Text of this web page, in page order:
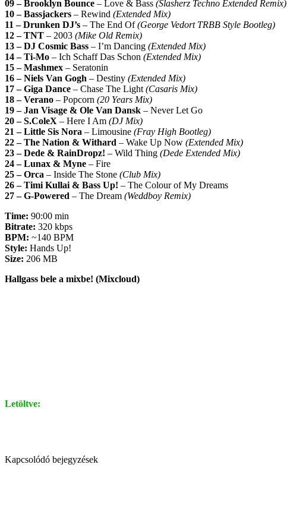
09 – Brooklyn Bounce – Love & Bass (Slasherz Techno Extended Remix)
10 – Bassjackers – Rewind (Extended Mix)
11 – Drunken DJ’s – The End Of(George Vedort TRBB Style Bootleg)
12 – TNT – 2003 (Mike Old Remix)
13 – DJ Cosmic Bass – I’m Dancing (Extended Mix)
14 – Ti-Mo – Ich Schaff Das Schon (Extended Mix)
15 – Mashmex – Seratonin
16 – Niels Van Gogh – Destiny (Extended Mix)
17 – Giga Dance – Chase The Light (Casaris Mix)
18 – Verano – Popcorn (20 Years Mix)
19 – Jan Visage & Ole Van Dansk – Never Let Go
20 – S.ColeX – Here I Am (DJ Mix)
21 – Little Sis Nora – Limousine (Fray High Bootleg)
22 – The Nation & Withard – Wake Up Now (Extended Mix)
23 – Dede & RainDropz! – Wild Thing (Dede Extended Mix)
24 – Lunax & Myne – Fire
25 – Orca – Inside The Stone (Club Mix)
26 – Timi Kullai & Bass Up! – The Colour of My Dreams
27 – G-Powered – The Dream (Weddboy Remix)
Time: 90:00 min
Bitrate: 320 kbps
BPM: ~140 BPM
Style: Hands Up!
Size: 206 MB
Hallgass bele a mixbe! (Mixcloud)
Letöltve:
Kapcsolódó bejegyzések